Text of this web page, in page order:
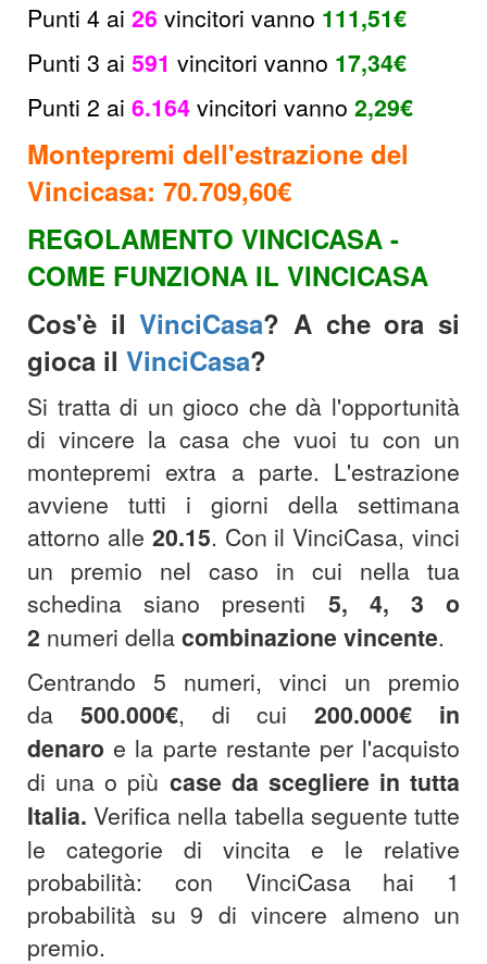
Punti 4 ai 26 vincitori vanno 111,51€
Punti 3 ai 591 vincitori vanno 17,34€
Punti 2 ai 6.164 vincitori vanno 2,29€
Montepremi dell'estrazione del
Vincicasa: 70.709,60€
REGOLAMENTO VINCICASA -
COME FUNZIONA IL VINCICASA
Cos'è ilVinciCasa? A che ora si
gioca il VinciCasa?
Si tratta di un gioco che dà l'opportunità
di vincere la casa che vuoi tu con un
montepremi extra a parte. L'estrazione
avviene tutti i giorni della settimana
attorno alle 20.15. Con il VinciCasa, vinci
un premio nel caso in cui nella tua
schedina siano presenti 5, 4, 3 o
2 numeri della combinazionevincente.
Centrando 5 numeri, vinci un premio
da 500.000€, di cui200.000€
in
denaroe la parte restante per l'acquisto
di una o più case da scegliere in tutta
Italia.Verifica nella tabella seguente tutte
le categorie di vincita e le relative
probabilità: con VinciCasa hai 1
probabilità su 9 di vincere almeno un
premio.